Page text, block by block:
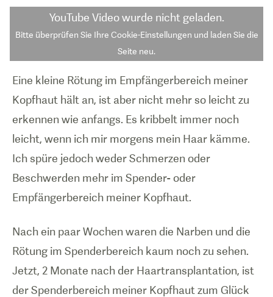
YouTube Videowurde nicht geladen.
Bitte überprüfen Sie Ihre Cookie-Einstellungen und laden Sie die
Seite neu.
Eine kleine Rötung im Empfängerbereich meiner
Kopfhaut hält an, ist aber nicht mehr so leicht zu
erkennen wie anfangs. Es kribbelt immer noch
leicht, wenn ich mir morgens mein Haar kämme.
Ich spüre jedoch weder Schmerzen oder
Beschwerden mehr im Spender- oder
Empfängerbereich meiner Kopfhaut.
Nach ein paar Wochen waren die Narben und die
Rötung im Spenderbereich kaum noch zu sehen.
Jetzt, 2 Monate nach der Haartransplantation, ist
der Spenderbereich meiner Kopfhaut zum Glück